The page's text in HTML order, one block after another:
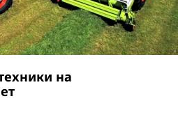
на